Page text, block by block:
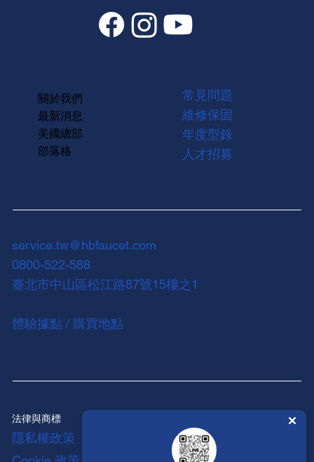
service.tw@hbfaucet.com
0800-522-588
臺北市中山區松江路87號15樓之1
體驗據點 / 購買地點
關於我們
最新消息
美國總部
部落格
常見問題
維修保固
年度型錄
人才招募
法律與商標
隱私權政策